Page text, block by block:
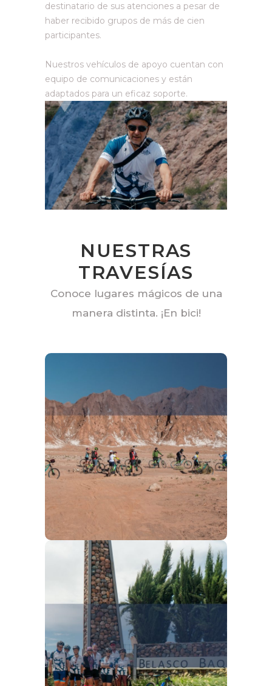
destinatario de sus atenciones a pesar de
haber recibido grupos de más de cien
participantes.
Nuestros vehículos de apoyo cuentan con
equipo de comunicaciones y están
adaptados para un eficaz soporte.
NUESTRAS
TRAVESÍAS
Conoce lugares mágicos de una
manera distinta. ¡En bici!
ARGENTINA
NORTE
Desde la ciudad de Salta (“la linda”)
recorremos primero los Valles
Calchaquíes, luego la selva, después
la Quebrada de Humahuaca y por
último la Puna Andina incluyendo un
enorme salar resplandeciente de
MENDOZA -
LA RUTA
DEL VINO
Para este recorrido te ofrecemos:
Alojamientos 5 estrellas,
degustación de los mejores vinos